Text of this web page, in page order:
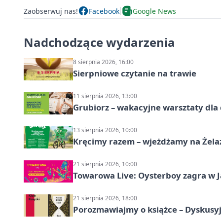
Zaobserwuj nas! Facebook Google News
Nadchodzące wydarzenia
8 sierpnia 2026, 16:00
Sierpniowe czytanie na trawie
11 sierpnia 2026, 13:00
Grubiorz – wakacyjne warsztaty
13 sierpnia 2026, 10:00
Kręcimy razem – wjeżdżamy na
21 sierpnia 2026, 10:00
Towarowa Live: Oysterboy zagra w
21 sierpnia 2026, 18:00
Porozmawiajmy o książce –